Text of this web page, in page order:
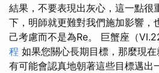
結果，不要表現出灰心，這一點很
下，明師就更難對我們施加影響，
己考慮而不是為Re。 巨蟹座（
程 如果您關心長期目標，那麼現
有可能會認真地朝著這些目標邁出